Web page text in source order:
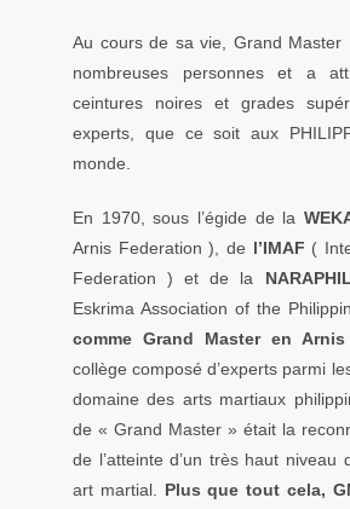
Au cours de sa vie, Grand
nombreuses personnes et a
ceintures noires et grades
experts, que ce soit aux
monde.
En 1970, sous l’égide de la
Arnis Federation ), de l’IMAF (
Federation ) et de la NARAPHIL
Eskrima Association of the
comme Grand Master en
collège composé d’experts parmi
domaine des arts martiaux
de « Grand Master » était la
de l’atteinte d’un très haut
art martial. Plus que tout cela,